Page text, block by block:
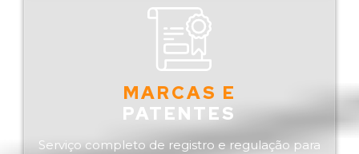
MARCAS E
PATENTES
Serviço completo de registro e regulação para